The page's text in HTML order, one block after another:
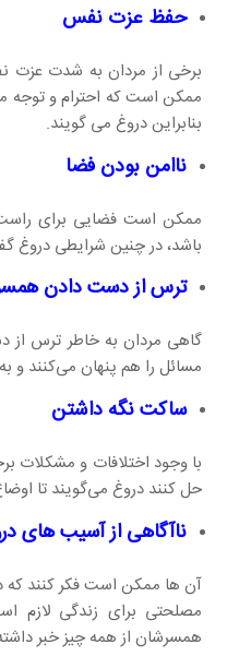
حفظ عزت نفس
برخی از مردان به شدت عزت
ممکن است که احترام و توجه
بنابراین دروغ می گویند.
ناامن بودن فضا
ممکن است فضایی برای راست
باشد، در چنین شرایطی دروغ
ترس از دست دادن
گاهی مردان به خاطر ترس
مسائل را هم پنهان می‌کنند و
ساکت نگه داشتن
با وجود اختلافات و مشکلات
حل کنند دروغ می‌گویند تا
ناآگاهی از آسیب های
آن ها ممکن است فکر کنند که
مصلحتی برای زندگی لازم
همسرشان از همه چیز خبر